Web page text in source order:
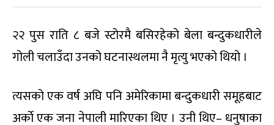
२२ पुस राति ८ बजे स्टोरमै बसिरहेको बेला बन्दुकधारीले
गोली चलाउँदा उनको घटनास्थलमा नै मृत्यु भएको थियो ।
त्यसको एक वर्ष अघि पनि अमेरिकामा बन्दुकधारी समूहबाट
अर्काे एक जना नेपाली मारिएका थिए । उनी थिए– धनुषाका